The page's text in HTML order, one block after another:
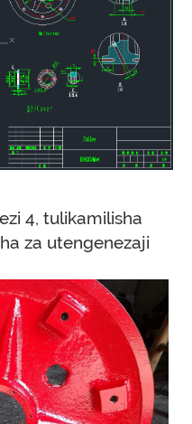
4, tulikamilisha
za utengenezaji